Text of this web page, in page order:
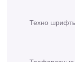
Техно